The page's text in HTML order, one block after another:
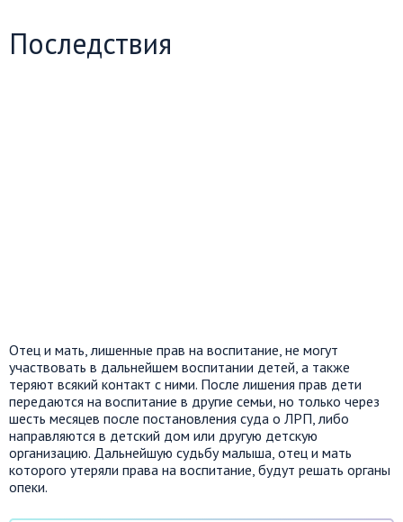
Последствия
Отец и мать, лишенные прав на воспитание, не могут
участвовать в дальнейшем воспитании детей, а также
теряют всякий контакт с ними. После лишения прав дети
передаются на воспитание в другие семьи, но только через
шесть месяцев после постановления суда о ЛРП, либо
направляются в детский дом или другую детскую
организацию. Дальнейшую судьбу малыша, отец и мать
которого утеряли права на воспитание, будут решать органы
опеки.